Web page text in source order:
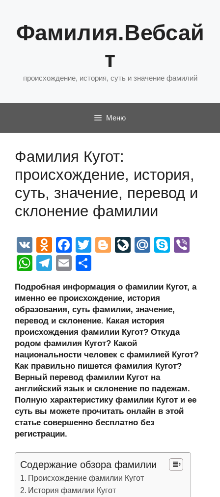
содержимому
Фамилия.Вебсай
т
происхождение, история, суть и значение фамилий
Меню
Фамилия Кугот:
происхождение, история,
суть, значение, перевод и
склонение фамилии
V
K
O
d
n
o
kl
a
ss
ni
ki
F
a
c
e
b
o
o
k
T
er
Bl
g
er
Li
J
o
ur
n
al
M
u
S
e
W
at
s
A
p
p
T
e
gr
a
m
E
ail р
а
в
и
ть
Подробная информация о фамилии Кугот, а
именно ее происхождение, история
образования, суть фамилии, значение,
перевод и склонение. Какая история
происхождения фамилии Кугот? Откуда
родом фамилия Кугот? Какой
национальности человек с фамилией Кугот?
Как правильно пишется фамилия Кугот?
Верный перевод фамилии Кугот на
английский язык и склонение по падежам.
Полную характеристику фамилии Кугот и ее
суть вы можете прочитать онлайн в этой
статье совершенно бесплатно без
регистрации.
Содержание обзора фамилии
Происхождение фамилии Кугот
История фамилии Кугот